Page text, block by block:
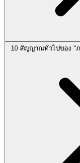
10 สัญญาณทั่วไปของ "ภ